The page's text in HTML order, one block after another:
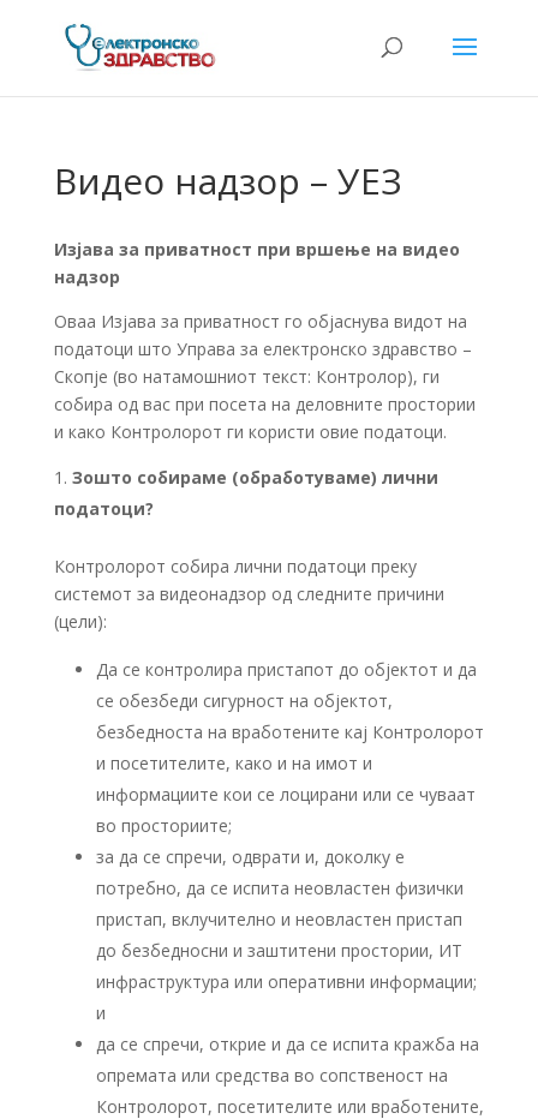
Видео надзор – УЕЗ
Изјава за приватност при вршење на видео
надзор
Оваа Изјава за приватност го објаснува видот на
податоци што Управа за електронско здравство –
Скопје (во натамошниот текст: Контролор), ги
собира од вас при посета на деловните простории
и како Контролорот ги користи овие податоци.
Зошто собираме (обработуваме) лични
податоци?
Контролорот собира лични податоци преку
системот за видеонадзор од следните причини
(цели):
Да се контролира пристапот до објектот и да
се обезбеди сигурност на објектот,
безбедноста на вработените кај Контролорот
и посетителите, како и на имот и
информациите кои се лоцирани или се чуваат
во просториите;
за да се спречи, одврати и, доколку е
потребно, да се испита неовластен физички
пристап, вклучително и неовластен пристап
до безбедносни и заштитени простории, ИТ
инфраструктура или оперативни информации;
и
да се спречи, открие и да се испита кражба на
опремата или средства во сопственост на
Контролорот, посетителите или вработените,